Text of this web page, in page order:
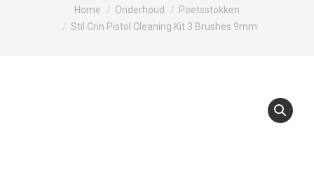
Home Onderhoud
Poetsstokken
Stil Crin Pistol Cleaning Kit 3 Brushes 9mm